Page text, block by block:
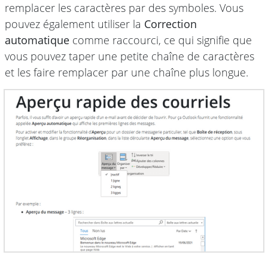
remplacer les caractères par des symboles. Vous
pouvez également utiliser la Correction
automatique comme raccourci, ce qui signifie que
vous pouvez taper une petite chaîne de caractères
et les faire remplacer par une chaîne plus longue.